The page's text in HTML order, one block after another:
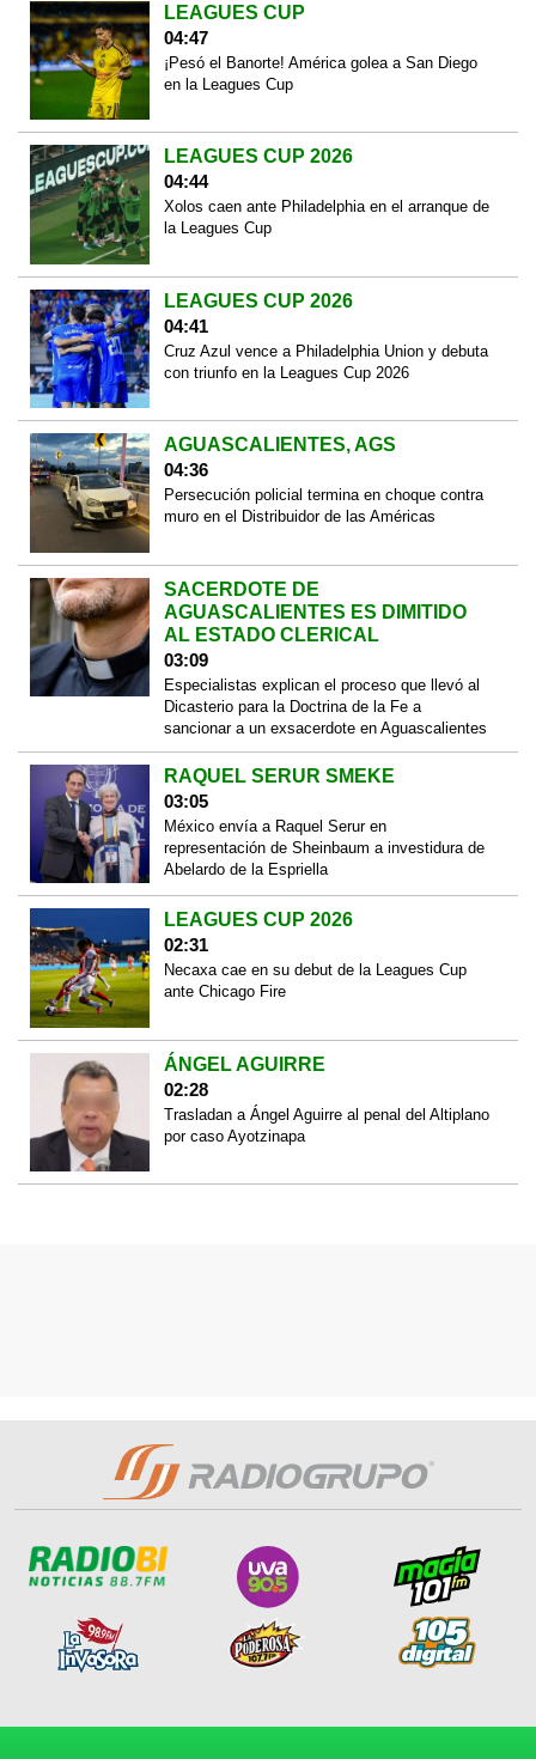
LEAGUES CUP
04:47
¡Pesó el Banorte! América golea a San Diego
en la Leagues Cup
LEAGUES CUP 2026
04:44
Xolos caen ante Philadelphia en el arranque de
la Leagues Cup
LEAGUES CUP 2026
04:41
Cruz Azul vence a Philadelphia Union y debuta
con triunfo en la Leagues Cup 2026
AGUASCALIENTES, AGS
04:36
Persecución policial termina en choque contra
muro en el Distribuidor de las Américas
SACERDOTE DE
AGUASCALIENTES ES DIMITIDO
AL ESTADO CLERICAL
03:09
Especialistas explican el proceso que llevó al
Dicasterio para la Doctrina de la Fe a
sancionar a un exsacerdote en Aguascalientes
RAQUEL SERUR SMEKE
03:05
México envía a Raquel Serur en
representación de Sheinbaum a investidura de
Abelardo de la Espriella
LEAGUES CUP 2026
02:31
Necaxa cae en su debut de la Leagues Cup
ante Chicago Fire
ÁNGEL AGUIRRE
02:28
Trasladan a Ángel Aguirre al penal del Altiplano
por caso Ayotzinapa